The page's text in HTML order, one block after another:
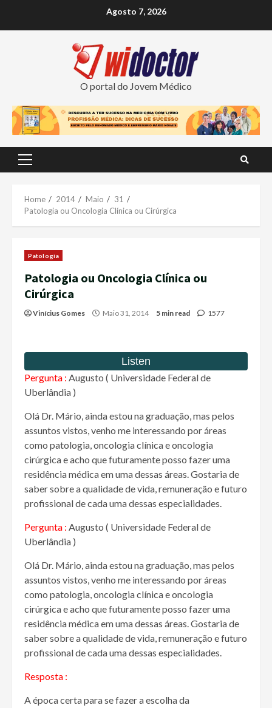
Agosto 7, 2026
O portal do Jovem Médico
Primary
Home 2014 Maio
31
Patologia ou Oncologia Clínica ou Cirúrgica
Patologia
Patologia ou Oncologia Clínica ou
Cirúrgica
Vinícius Gomes Maio 31, 2014 5 min read 1577
Pergunta : Augusto ( Universidade Federal de
Uberlândia )
Olá Dr. Mário, ainda estou na graduação, mas pelos
assuntos vistos, venho me interessando por áreas
como patologia, oncologia clínica e oncologia
cirúrgica e acho que futuramente posso fazer uma
residência médica em uma dessas áreas. Gostaria de
saber sobre a qualidade de vida, remuneração e futuro
profissional de cada uma dessas especialidades.
Pergunta : Augusto ( Universidade Federal de
Uberlândia )
Olá Dr. Mário, ainda estou na graduação, mas pelos
assuntos vistos, venho me interessando por áreas
como patologia, oncologia clínica e oncologia
cirúrgica e acho que futuramente posso fazer uma
residência médica em uma dessas áreas. Gostaria de
saber sobre a qualidade de vida, remuneração e futuro
profissional de cada uma dessas especialidades.
Resposta :
A época certa para se fazer a escolha da